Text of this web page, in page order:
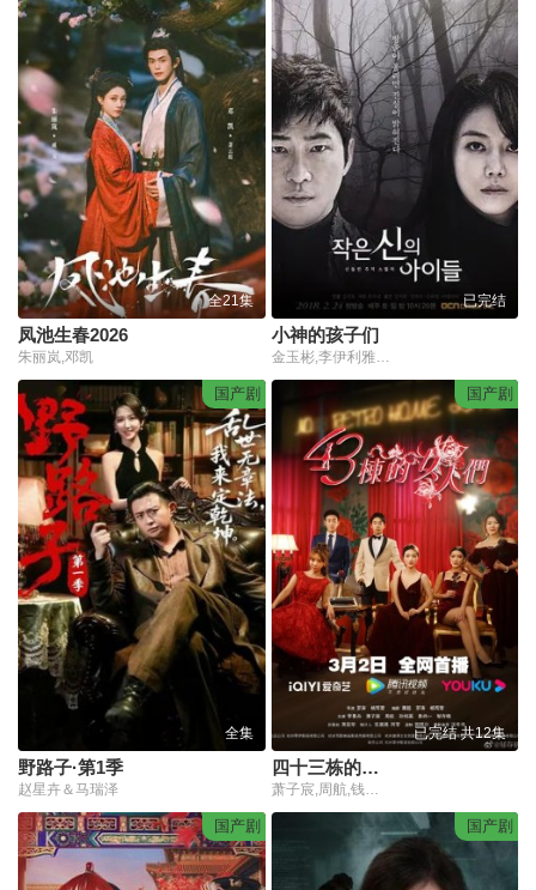
全21集
凤池生春2026
朱丽岚,邓凯
已完结
小神的孩子们
金玉彬,李伊利雅,姜至奂,沈熙燮,张光
国产剧
全集
野路子·第1季
赵星卉＆马瑞泽
国产剧
已完结 共12集
四十三栋的女人们
萧子宸,周航,钱佳玲,孙悦菡
国产剧 国产剧